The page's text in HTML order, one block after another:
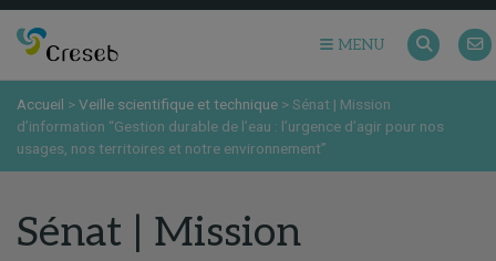
MENU
Accueil >Veille scientifique et technique >Sénat | Mission
d’information “Gestion durable de l’eau : l’urgence d’agir pour nos
usages, nos territoires et notre environnement”
Sénat | Mission